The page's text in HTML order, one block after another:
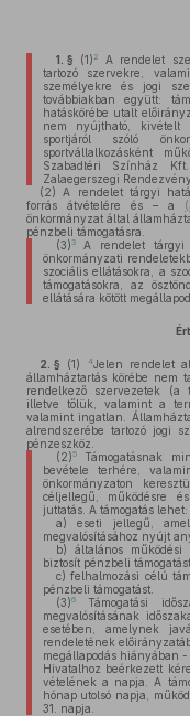
1. § (1) 2
A rendelet
tartozó szervekre,
személyekre és jogi
továbbiakban együtt:
hatáskörébe utalt
nem nyújtható, kivételt
sportjáról szóló
sportvállalkozásként
Szabadtéri Színház
Zalaegerszegi
(2) A rendelet tárgyi
forrás átvételére és – a
önkormányzat által
pénzbeli támogatásra.
(3) 3A rendelet tárgyi
önkormányzati
szociális ellátásokra, a
támogatásokra, az
ellátására kötött
2. § (1) 4Jelen rendelet
államháztartás körébe nem
rendelkező szervezetek (a
illetve tőlük, valamint a
valamint ingatlan.
alrendszerébe tartozó jogi
pénzeszköz.
(2)5Támogatásnak
bevétele terhére,
önkormányzaton
céljellegű, működésre
juttatás. A támogatás lehet:
a) eseti jellegű,
megvalósításához nyújt
b) általános működési
biztosít pénzbeli támogatást,
c) felhalmozási célú
pénzbeli támogatást.
(3)6Támogatási
megvalósításának
esetében, amelynek
rendeletének
megállapodás hiányában
Hivatalhoz beérkezett
vételének a napja. A
hónap utolsó napja,
31. napja.